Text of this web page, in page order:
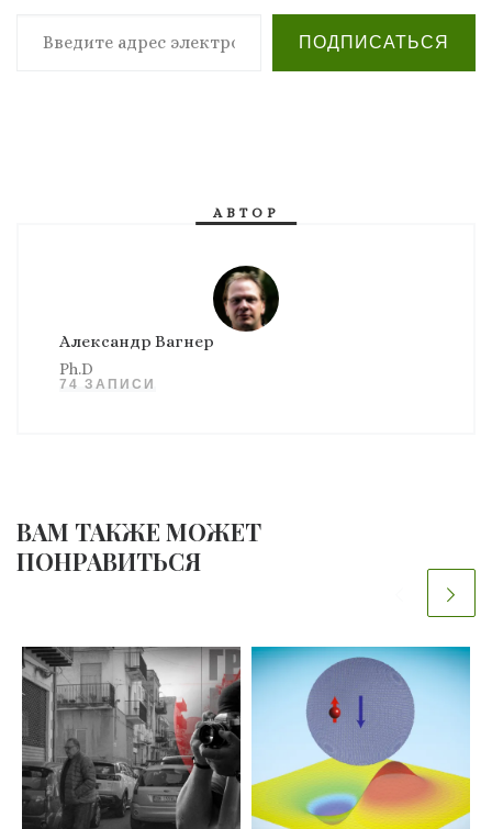
Введите адрес электронной почты…
ПОДПИСАТЬСЯ
АВТОР
Александр Вагнер
Ph.D
74 ЗАПИСИ
ВАМ ТАКЖЕ МОЖЕТ
ПОНРАВИТЬСЯ